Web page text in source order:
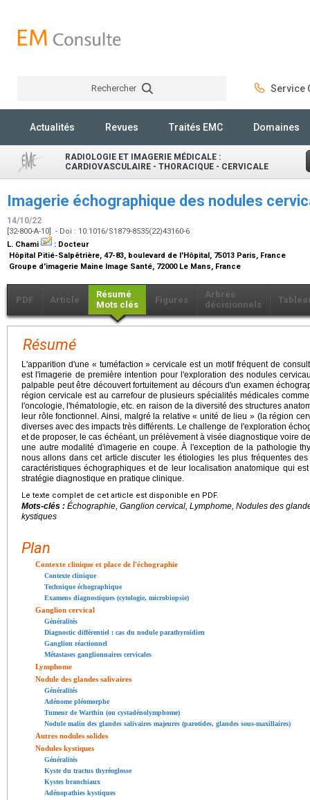
Rechercher Service
Actualités Revues Traités EMC Domaines
RADIOLOGIE ET IMAGERIE MÉDICALE :
CARDIOVASCULAIRE - THORACIQUE - CERVICALE
Imagerie échographique des nodules
14/10/22
[32-800-A-10] - Doi : 10.1016/S1879-8535(22)43160-6
L. Chami
: Docteur
Hôpital Pitié-Salpêtrière, 47-83, boulevard de l'Hôpital, 75013 Paris, France
Groupe d'imagerie Maine Image Santé, 72000 Le Mans, France
PDF Article
Résumé
Mots clés
Figures
Arbres
décisionnels
Résumé
L'apparition d'une « tuméfaction » cervicale est un motif fréquent de
est l'imagerie de première intention pour l'exploration des nodules
palpable peut être découvert fortuitement au décours d'un examen
région cervicale est au carrefour de plusieurs spécialités médicales
l'oncologie, l'hématologie, etc. en raison de la diversité des structures
leur rôle fonctionnel. Ainsi, malgré la relative « unité de lieu » (la région
diverses avec des impacts très différents. Le challenge de l'exploration
et de proposer, le cas échéant, un prélèvement à visée diagnostique voire
une autre modalité d'imagerie en coupe. À l'exception de la pathologie
nous allons dans cet article discuter les étiologies les plus fréquentes
caractéristiques échographiques et de leur localisation anatomique qui
stratégie diagnostique en pratique clinique.
Le texte complet de cet article est disponible en PDF.
Mots-clés : Échographie, Ganglion cervical, Lymphome, Nodules des
kystiques
Plan
Contexte clinique et place de l'échographie
Contexte clinique
Technique échographique
Examens diagnostiques (cytologie, microbiopsie)
Ganglion cervical
Généralités
Diagnostic différentiel : cas du nodule parathyroïdien
Ganglion réactionnel
Métastases ganglionnaires cervicales
Lymphome
Nodule des glandes salivaires
Généralités
Adénome pléomorphe
Tumeur de Warthin (ou cystadénolymphome)
Nodule malin des glandes salivaires majeures (parotides, glandes sous-maxillaires)
Autres nodules solides
Nodules kystiques
Généralités
Kyste du tractus thyréoglosse
Kystes branchiaux
Adénopathies kystiques